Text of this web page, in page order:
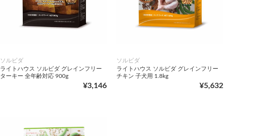
ソルビダ
ライトハウス ソルビダ グレインフリー
ターキー 全年齢対応 900g
¥3,146
ソルビダ
ライトハウス ソルビダ グレインフリー
チキン 子犬用 1.8kg
¥5,632